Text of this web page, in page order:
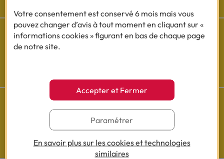
Nos études exclusives
Votre consentement est conservé 6 mois mais vous
pouvez changer d’avis à tout moment en cliquant sur «
informations cookies » figurant en bas de chaque page
de notre site.
Accepter et Fermer
Paramétrer
En savoir plus sur les cookies et technologies
similaires